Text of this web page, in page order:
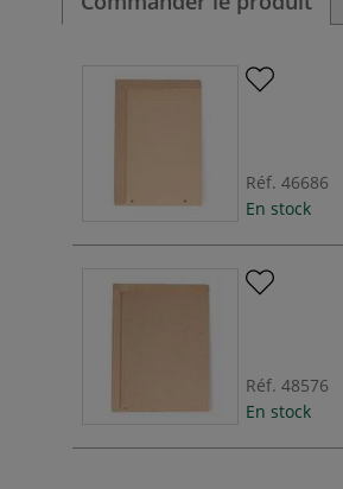
Réf. 46686
En stock
Réf. 48576
En stock